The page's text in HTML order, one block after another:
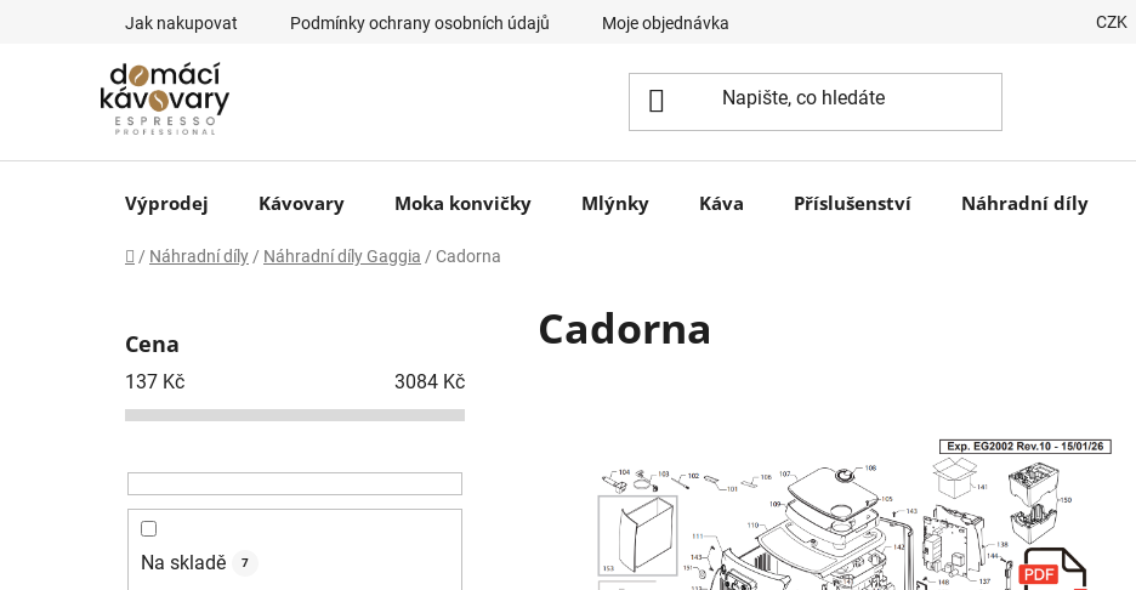
Jak nakupovat Podmínky ochrany osobních údajů Moje objednávka CZK
Výprodej Kávovary Moka konvičky Mlýnky Káva Příslušenství Náhradní díly
Domů
/ Náhradní díly / Náhradní díly Gaggia / Cadorna
Cena
137 Kč 3084 Kč
Na skladě 7
Cadorna